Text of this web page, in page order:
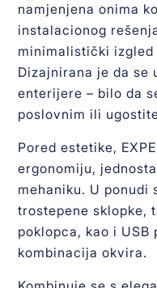
namjenjena onima
instalacionog
minimalistički izgled
Dizajnirana je da se
enterijere – bilo da
poslovnim ili
Pored estetike,
ergonomiju,
mehaniku. U ponudi
trostepene sklopke,
poklopca, kao i
kombinacija okvira.